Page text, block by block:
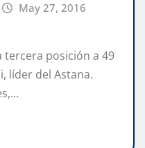
May 27, 2016
tercera posición a 49
líder del Astana.